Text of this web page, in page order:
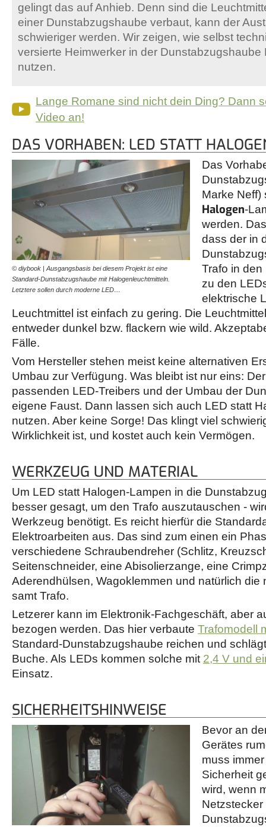
gelingt das auf Anhieb. Denn sind die
einer Dunstabzugshaube verbaut, kann der
schwieriger werden. Wir zeigen, wie selbst
versierte Heimwerker in der Dunstabzugshaube
nutzen.
Lange Romane sind nicht dein Ding? Dann
Video an!
DAS VORHABEN: LED STATT
© diybook | Ausgangsbasis bei diesem Projekt ist eine
Standard-Dunstabzugshaube mit Halogenleuchtmitteln.
Letztere sollen durch moderne LED…
Das
Marke Neff)
Halogen-
werden.
dass der in
Trafo in
zu den
elektrische
Leuchtmittel ist einfach zu gering. Die
entweder dunkel bzw. flackern wie wild.
Fälle.
Vom Hersteller stehen meist keine alternativen
Umbau zur Verfügung. Was bleibt ist nur eins:
passenden LED-Treibers und der Umbau der
eigene Faust. Dann lassen sich auch LED statt
nutzen. Aber keine Sorge! Das klingt viel
Wirklichkeit ist, und kostet auch kein Vermögen.
WERKZEUG UND MATERIAL
Um LED statt Halogen-Lampen in die
besser gesagt, um den Trafo auszutauschen -
Werkzeug benötigt. Es reicht hierfür die
Elektroarbeiten aus. Das sind zum einen ein
verschiedene Schraubendreher (Schlitz,
Seitenschneider, eine Abisolierzange, eine
Aderendhülsen, Wagoklemmen und natürlich die
samt Trafo.
Letzerer kann im Elektronik-Fachgeschäft, aber
bezogen werden. Das hier verbaute Trafomodell
Standard-Dunstabzugshaube reichen und
Buche. Als LEDs kommen solche mit 2,4 V und
Einsatz.
SICHERHEITSHINWEISE
Bevor an
Gerätes
muss
Sicherheit
wird, wenn
Netzstecker